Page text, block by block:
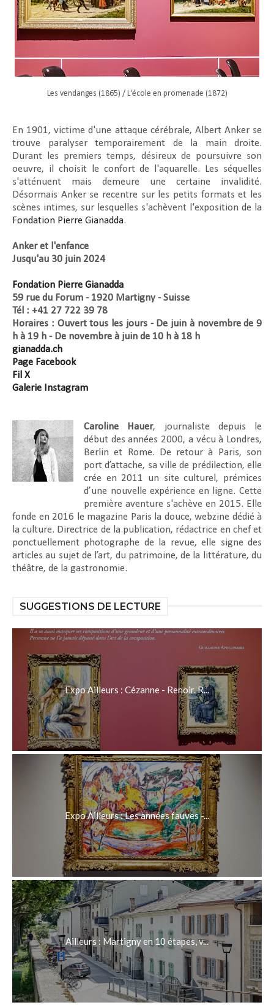
Les vendanges (1865) / L'école en promenade (1872)
En 1901, victime d'une attaque cérébrale, Albert Anker se
trouve paralyser temporairement de la main droite.
Durant les premiers temps, désireux de poursuivre son
oeuvre, il choisit le confort de l'aquarelle. Les séquelles
s'atténuent mais demeure une certaine invalidité.
Désormais Anker se recentre sur les petits formats et les
scènes intimes, sur lesquelles s'achèvent l'exposition de la
Fondation Pierre Gianadda.
Anker et l'enfance
Jusqu'au 30 juin 2024
Fondation Pierre Gianadda
59 rue du Forum - 1920 Martigny - Suisse
Tél : +41 27 722 39 78
Horaires : Ouvert tous les jours - De juin à novembre de 9
h à 19 h - De novembre à juin de 10 h à 18 h
gianadda.ch
Page Facebook
Fil X
Galerie Instagram
Caroline Hauer, journaliste depuis le
début des années 2000, a vécu à Londres,
Berlin et Rome. De retour à Paris, son
port d’attache, sa ville de prédilection, elle
crée en 2011 un site culturel, prémices
d’une nouvelle expérience en ligne. Cette
première aventure s'achève en 2015. Elle
fonde en 2016 le magazine Paris la douce, webzine dédié à
la culture. Directrice de la publication, rédactrice en chef et
ponctuellement photographe de la revue, elle signe des
articles au sujet de l’art, du patrimoine, de la littérature, du
théâtre, de la gastronomie.
SUGGESTIONS DE LECTURE
Expo Ailleurs : Cézanne - Renoir. R...
Expo Ailleurs : Les années fauves -...
Ailleurs : Martigny en 10 étapes, v...